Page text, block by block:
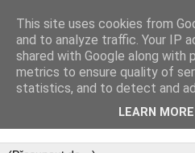
KOMORA,
This site uses cookies from
and to analyze traffic. Your IP
shared with Google along with
metrics to ensure quality of
statistics, and to detect and
LEARN MORE